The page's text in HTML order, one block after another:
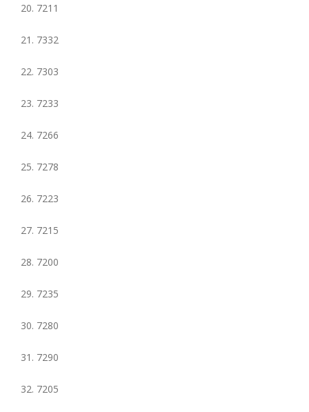
20. 7211
21. 7332
22. 7303
23. 7233
24. 7266
25. 7278
26. 7223
27. 7215
28. 7200
29. 7235
30. 7280
31. 7290
32. 7205